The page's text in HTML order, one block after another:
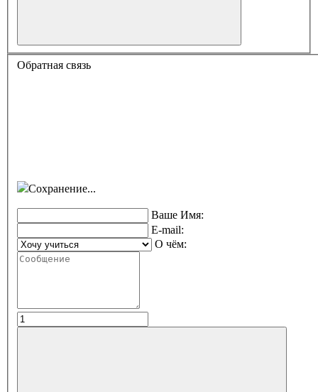
Обратная связь
Сохранение...
Ваше Имя:
E-mail:
О чём: